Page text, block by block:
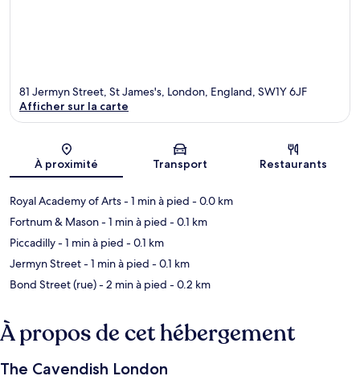
Carte
81 Jermyn Street, St James's, London, England, SW1Y 6JF
Afficher sur la carte
À proximité Transport Restaurants
Royal Academy of Arts- 1 min à pied - 0.0 km
Fortnum & Mason- 1 min à pied - 0.1 km
Piccadilly- 1 min à pied - 0.1 km
Jermyn Street- 1 min à pied - 0.1 km
Bond Street (rue)- 2 min à pied - 0.2 km
À propos de cet hébergement
The Cavendish London